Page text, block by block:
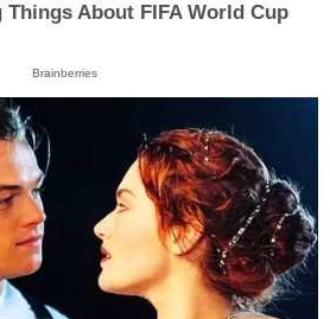
About FIFA World Cup
Brainberries